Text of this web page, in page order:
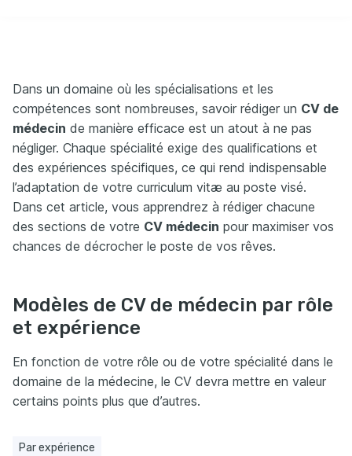
Dans un domaine où les spécialisations et les
compétences sont nombreuses, savoir rédiger un CV de
médecin de manière efficace est un atout à ne pas
négliger. Chaque spécialité exige des qualifications et
des expériences spécifiques, ce qui rend indispensable
l’adaptation de votre curriculum vitæ au poste visé.
Dans cet article, vous apprendrez à rédiger chacune
des sections de votre CV médecin pour maximiser vos
chances de décrocher le poste de vos rêves.
Modèles de CV de médecin par rôle
et expérience
En fonction de votre rôle ou de votre spécialité dans le
domaine de la médecine, le CV devra mettre en valeur
certains points plus que d’autres.
Par expérience